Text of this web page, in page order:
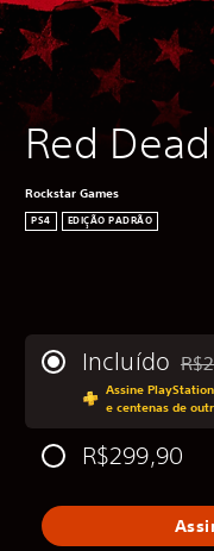
Red
Rockstar Games
PS4 EDIÇÃO PADRÃO
Incluído
Assine
e centenas de
R$299,90